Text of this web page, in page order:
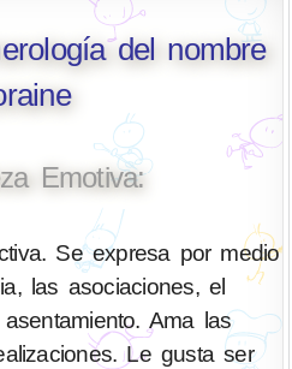
del nombre
Emotiva:
Se expresa por medio
las asociaciones, el
Ama las
Le gusta ser